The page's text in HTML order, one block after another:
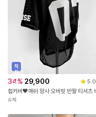
직
진
배
송
34% 29,900 5.0
슈체